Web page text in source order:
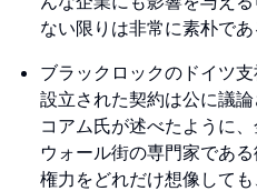
ない限りは非常に素朴であ
ブラックロックのドイツ
設立された契約は公に議
コアム氏が述べたように
ウォール街の専門家であ
権力をどれだけ想像して